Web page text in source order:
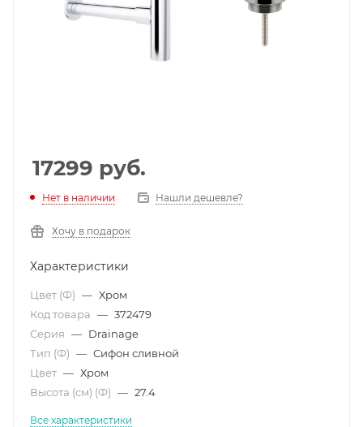
17299 руб.
Нет в наличии Нашли дешевле?
Хочу в подарок
Характеристики
Цвет (Ф) — Хром
Код товара — 372479
Серия — Drainage
Тип (Ф) — Сифон сливной
Цвет — Хром
Высота (см) (Ф) — 27.4
Все характеристики